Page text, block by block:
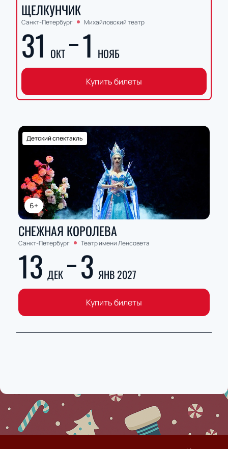
ЩЕЛКУНЧИК
Санкт-Петербург Михайловский театр
31 ОКТ 1 НОЯБ
Купить билеты
6+
Детский спектакль
СНЕЖНАЯ КОРОЛЕВА
Санкт-Петербург Театр имени Ленсовета
13 ДЕК 3 ЯНВ 2027
Купить билеты